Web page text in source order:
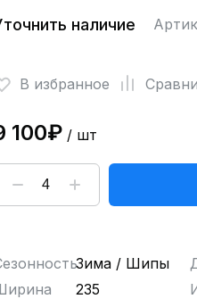
наличие
В избранное
100₽/ шт
Зима / Шипы
235